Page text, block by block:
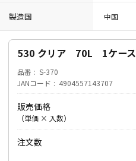
製造国 中国
530 クリア 70L 1ケース
品番
S-370
JANコード
4904557143707
販売価格
（単価 × 入数）
注文数